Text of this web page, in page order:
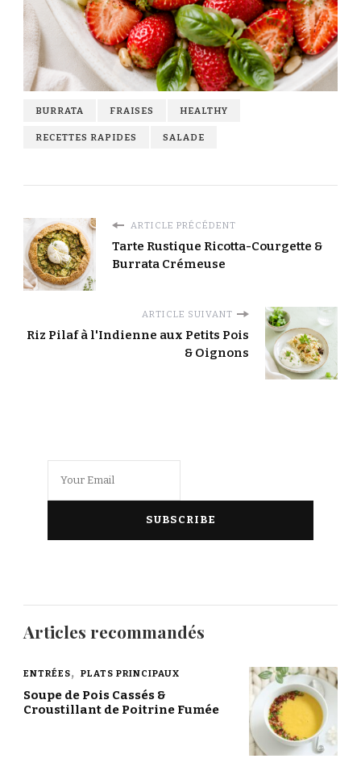
BURRATA FRAISES HEALTHY
RECETTES RAPIDES SALADE
ARTICLE PRÉCÉDENT
Tarte Rustique Ricotta-Courgette &
Burrata Crémeuse
ARTICLE SUIVANT
Riz Pilaf à l'Indienne aux Petits Pois
& Oignons
Articles recommandés
ENTRÉES PLATS PRINCIPAUX
Soupe de Pois Cassés &
Croustillant de Poitrine Fumée